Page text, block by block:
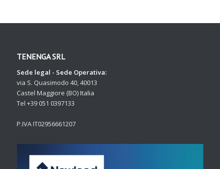
TENENGA SRL
Sede legal - Sede Operativa:
via S. Quasimodo 40, 40013
Castel Maggiore (BO) Italia
Tel +39 051 0397133
P.IVA IT02956661207